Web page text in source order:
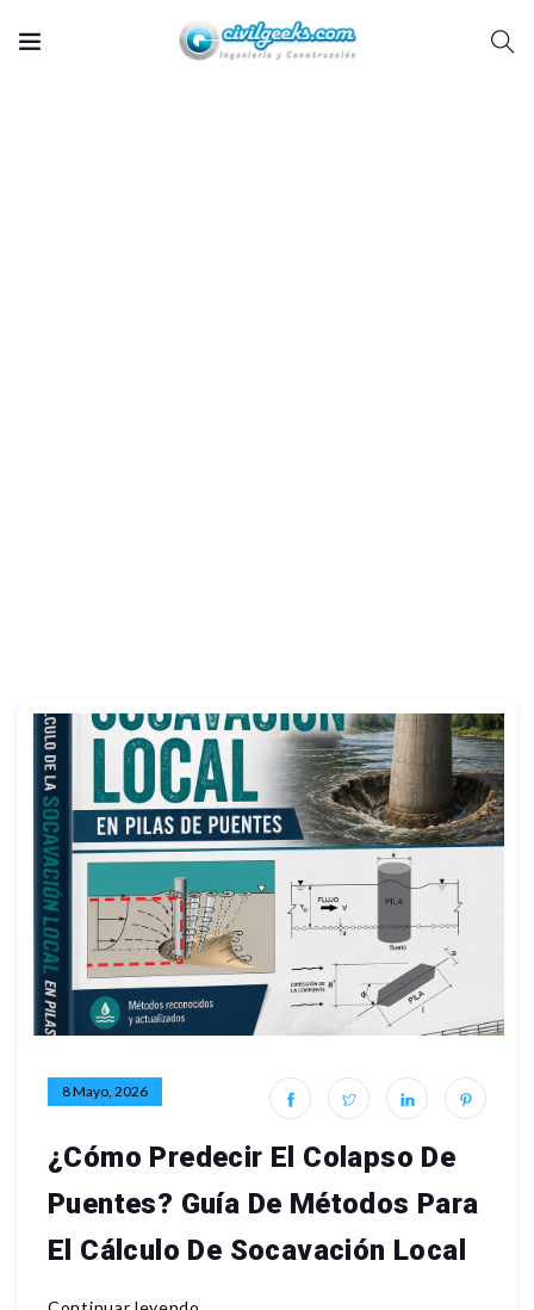
8 Mayo, 2026
¿Cómo Predecir El Colapso De
Puentes? Guía De Métodos Para
El Cálculo De Socavación Local